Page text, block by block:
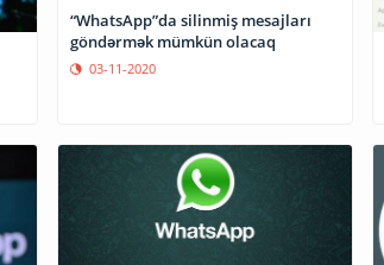
“WhatsApp”da silinmiş mesajları
göndərmək mümkün olacaq
03-11-2020